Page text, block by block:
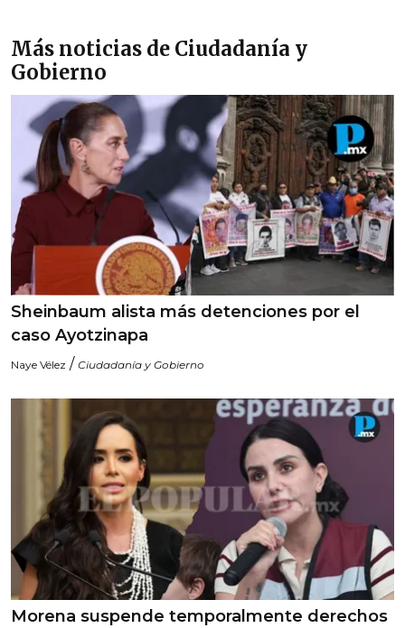
Más noticias de Ciudadanía y
Gobierno
Sheinbaum alista más detenciones por el
caso Ayotzinapa
Naye Vélez / Ciudadanía y Gobierno
Morena suspende temporalmente derechos